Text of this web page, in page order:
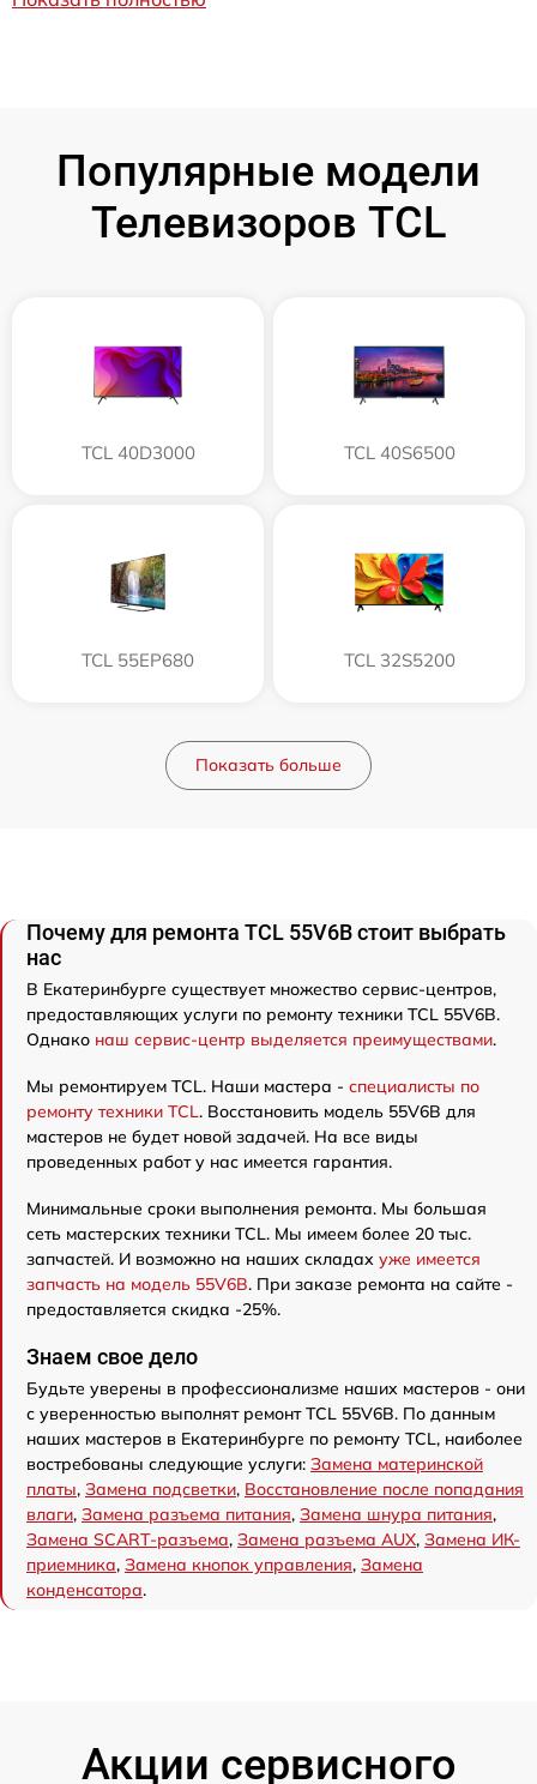
Популярные модели
Телевизоров TCL
TCL 40D3000 TCL 40S6500
TCL 55EP680 TCL 32S5200
Показать больше
Почему для ремонта TCL 55V6B стоит выбрать
нас
В Екатеринбурге существует множество сервис-центров,
предоставляющих услуги по ремонту техники TCL 55V6B.
Однако наш сервис-центр выделяется преимуществами.
Мы ремонтируем TCL. Наши мастера - специалисты по
ремонту техники TCL. Восстановить модель 55V6B для
мастеров не будет новой задачей. На все виды
проведенных работ у нас имеется гарантия.
Минимальные сроки выполнения ремонта. Мы большая
сеть мастерских техники TCL. Мы имеем более 20 тыс.
запчастей. И возможно на наших складах уже имеется
запчасть на модель 55V6B. При заказе ремонта на сайте -
предоставляется скидка -25%.
Знаем свое дело
Будьте уверены в профессионализме наших мастеров - они
с уверенностью выполнят ремонт TCL 55V6B. По данным
наших мастеров в Екатеринбурге по ремонту TCL, наиболее
востребованы следующие услуги: Замена материнской
платы, Замена подсветки, Восстановление после попадания
влаги, Замена разъема питания, Замена шнура питания,
Замена SCART-разъема, Замена разъема AUX, Замена ИК-
приемника, Замена кнопок управления, Замена
конденсатора.
Акции сервисного